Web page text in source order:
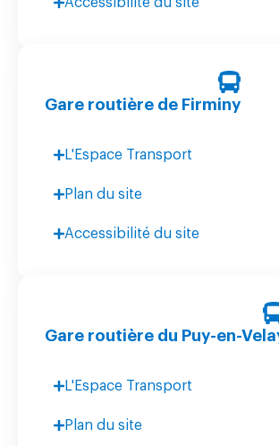
Gare routière de Firminy
L'Espace Transport
Plan du site
Accessibilité du site
Gare routière du Puy-en-
L'Espace Transport
Plan du site